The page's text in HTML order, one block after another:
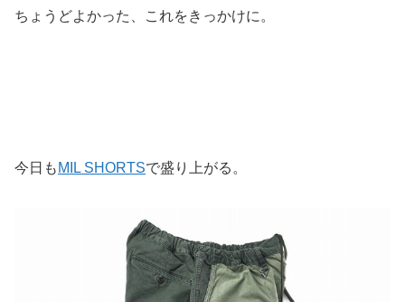
ちょうどよかった、これをきっかけに。
今日も MIL SHORTSで盛り上がる。